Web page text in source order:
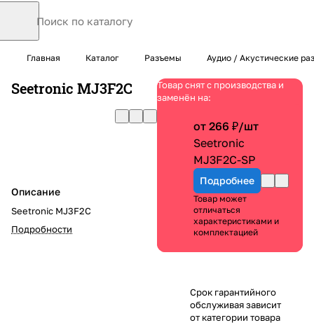
Главная Каталог Разъемы Аудио / Акустические
Seetronic MJ3F2C
Описание
Seetronic MJ3F2C
Подробности
Товар снят с производства и
заменён на:
от 266 ₽/шт
Seetronic
MJ3F2C-SP
Подробнее
Товар может
отличаться
характеристиками и
комплектацией
Срок гарантийного
обслуживая зависит
от категории товара